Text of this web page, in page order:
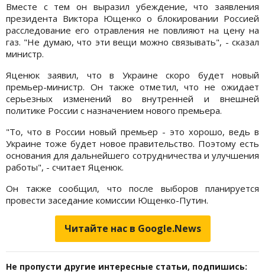
Вместе с тем он выразил убеждение, что заявления
президента Виктора Ющенко о блокировании Россией
расследование его отравления не повлияют на цену на
газ. "Не думаю, что эти вещи можно связывать", - сказал
министр.
Яценюк заявил, что в Украине скоро будет новый
премьер-министр. Он также отметил, что не ожидает
серьезных изменений во внутренней и внешней
политике России с назначением нового премьера.
"То, что в России новый премьер - это хорошо, ведь в
Украине тоже будет новое правительство. Поэтому есть
основания для дальнейшего сотрудничества и улучшения
работы", - считает Яценюк.
Он также сообщил, что после выборов планируется
провести заседание комиссии Ющенко-Путин.
Читайте нас в Google.News
Не пропусти другие интересные статьи, подпишись: